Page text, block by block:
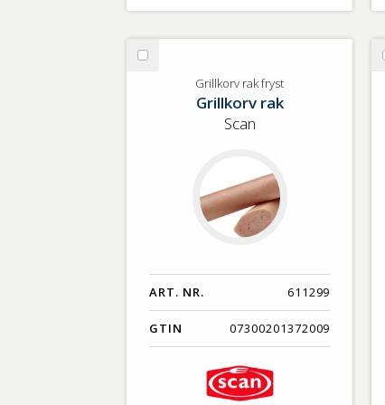
Välj
GrillkorvGrillkorv rak fryst
Grillkorv rak
Scan
ART. NR. 611299
GTIN 07300201372009